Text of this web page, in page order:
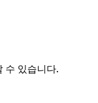
수 있습니다.